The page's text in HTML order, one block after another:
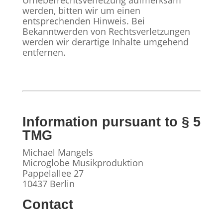
werden, bitten wir um einen
entsprechenden Hinweis. Bei
Bekanntwerden von Rechtsverletzungen
werden wir derartige Inhalte umgehend
entfernen.
Information pursuant to § 5
TMG
Michael Mangels
Microglobe Musikproduktion
Pappelallee 27
10437 Berlin
Contact